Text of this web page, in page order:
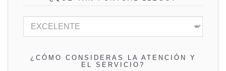
¿CÓMO CONSIDERAS LA ATENCIÓN Y
EL SERVICIO?